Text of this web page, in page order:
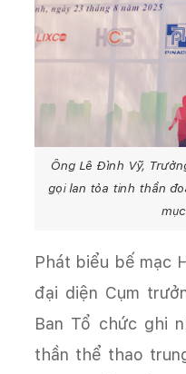
Ông Lê Đình Vỹ,
gọi lan tỏa tinh thần
Phát biểu bế mạc
đại diện Cụm
Ban Tổ chức ghi
thần thể thao